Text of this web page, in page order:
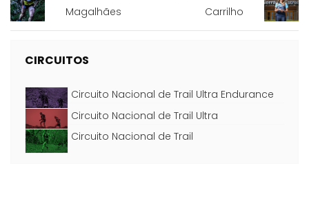
Magalhães
Carrilho
CIRCUITOS
Circuito Nacional de Trail Ultra Endurance
Circuito Nacional de Trail Ultra
Circuito Nacional de Trail